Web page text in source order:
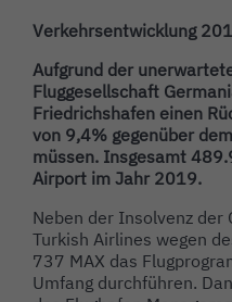
Verkehrsentwicklung
Aufgrund der
Fluggesellschaft
Friedrichshafen einen
von 9,4% gegenüber
müssen. Insgesamt
Airport im Jahr 2019.
Neben der Insolvenz der
Turkish Airlines wegen
737 MAX das
Umfang durchführen.